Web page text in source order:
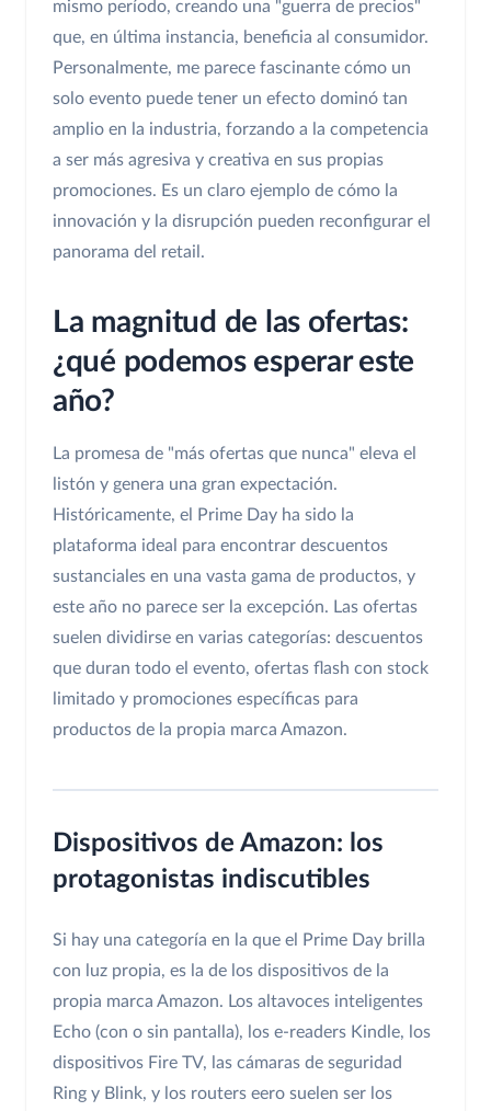
mismo período, creando una "guerra de precios"
que, en última instancia, beneficia al consumidor.
Personalmente, me parece fascinante cómo un
solo evento puede tener un efecto dominó tan
amplio en la industria, forzando a la competencia
a ser más agresiva y creativa en sus propias
promociones. Es un claro ejemplo de cómo la
innovación y la disrupción pueden reconfigurar el
panorama del retail.
La magnitud de las ofertas:
¿qué podemos esperar este
año?
La promesa de "más ofertas que nunca" eleva el
listón y genera una gran expectación.
Históricamente, el Prime Day ha sido la
plataforma ideal para encontrar descuentos
sustanciales en una vasta gama de productos, y
este año no parece ser la excepción. Las ofertas
suelen dividirse en varias categorías: descuentos
que duran todo el evento, ofertas flash con stock
limitado y promociones específicas para
productos de la propia marca Amazon.
Dispositivos de Amazon: los
protagonistas indiscutibles
Si hay una categoría en la que el Prime Day brilla
con luz propia, es la de los dispositivos de la
propia marca Amazon. Los altavoces inteligentes
Echo (con o sin pantalla), los e-readers Kindle, los
dispositivos Fire TV, las cámaras de seguridad
Ring y Blink, y los routers eero suelen ser los